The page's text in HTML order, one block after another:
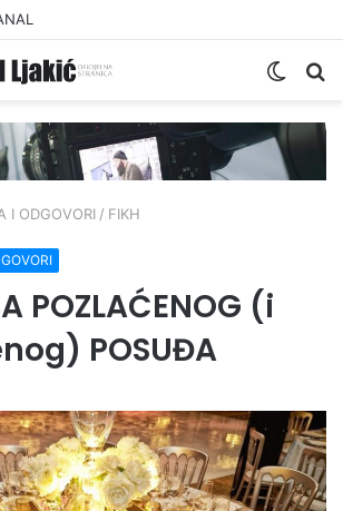
Switch
I ODGOVORI / FIKH
POZLAĆENOG (i
POSUĐA